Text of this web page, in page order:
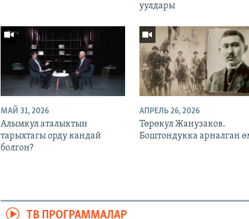
уулдары
МАЙ 31, 2026
Алымкул аталыктын
тарыхтагы орду кандай
болгон?
АПРЕЛЬ 26, 2026
Төрөкул Жанузаков.
Боштондукка арналган
ТВ ПРОГРАММАЛАР